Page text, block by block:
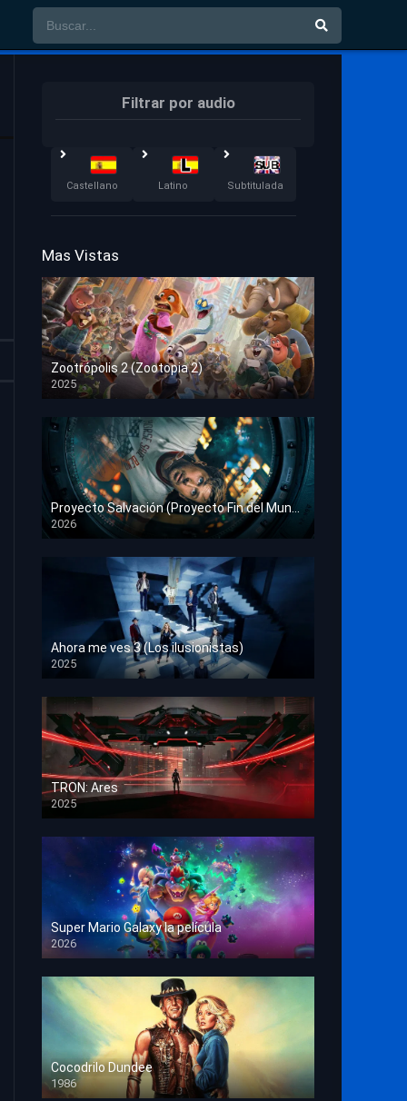
Filtrar por audio
Castellano Latino Subtitulada
Mas Vistas
Zootrópolis 2 (Zootopia 2)
2025
HD 1080p
Proyecto Salvación (Proyecto Fin del Mundo)
2026
HD 1080p
Ahora me ves 3 (Los ilusionistas)
2025
HD 1080p
TRON: Ares
2025
HD 1080p
Super Mario Galaxy la película
2026
HD 1080p
Cocodrilo Dundee
1986
HD 1080p